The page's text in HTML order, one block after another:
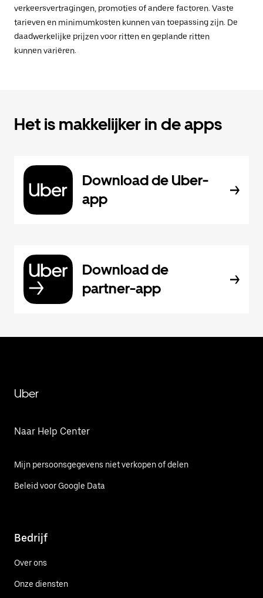
verkeersvertragingen, promoties of andere factoren. Vaste
tarieven en minimumkosten kunnen van toepassing zijn. De
daadwerkelijke prijzen voor ritten en geplande ritten
kunnen variëren.
Het is makkelijker in de apps
Download de Uber-
app
Download de
partner-app
Uber
Naar Help Center
Mijn persoonsgegevens niet verkopen of delen
Beleid voor Google Data
Bedrijf
Over ons
Onze diensten